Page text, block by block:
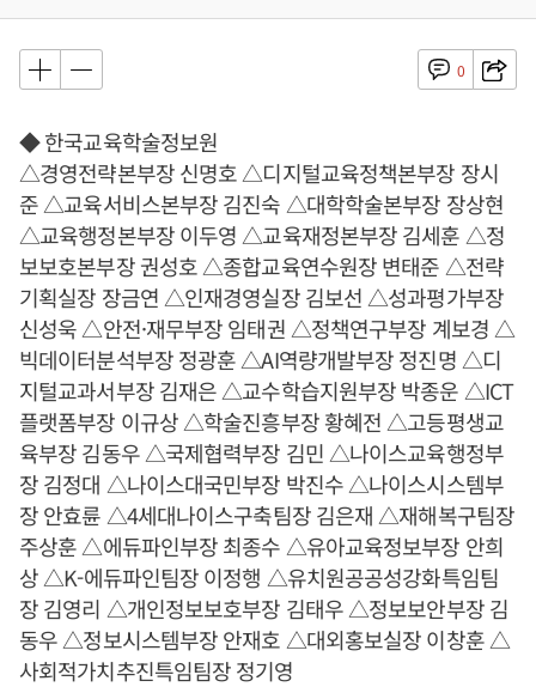
0
◆ 한국교육학술정보원
△경영전략본부장 신명호 △디지털교육정책본부장 장시
준 △교육서비스본부장 김진숙 △대학학술본부장 장상현
△교육행정본부장 이두영 △교육재정본부장 김세훈 △정
보보호본부장 권성호 △종합교육연수원장 변태준 △전략
기획실장 장금연 △인재경영실장 김보선 △성과평가부장
신성욱 △안전·재무부장 임태권 △정책연구부장 계보경 △
빅데이터분석부장 정광훈 △AI역량개발부장 정진명 △디
지털교과서부장 김재은 △교수학습지원부장 박종운 △ICT
플랫폼부장 이규상 △학술진흥부장 황혜전 △고등평생교
육부장 김동우 △국제협력부장 김민 △나이스교육행정부
장 김정대 △나이스대국민부장 박진수 △나이스시스템부
장 안효륜 △4세대나이스구축팀장 김은재 △재해복구팀장
주상훈 △에듀파인부장 최종수 △유아교육정보부장 안희
상 △K-에듀파인팀장 이정행 △유치원공공성강화특임팀
장 김영리 △개인정보보호부장 김태우 △정보보안부장 김
동우 △정보시스템부장 안재호 △대외홍보실장 이창훈 △
사회적가치추진특임팀장 정기영